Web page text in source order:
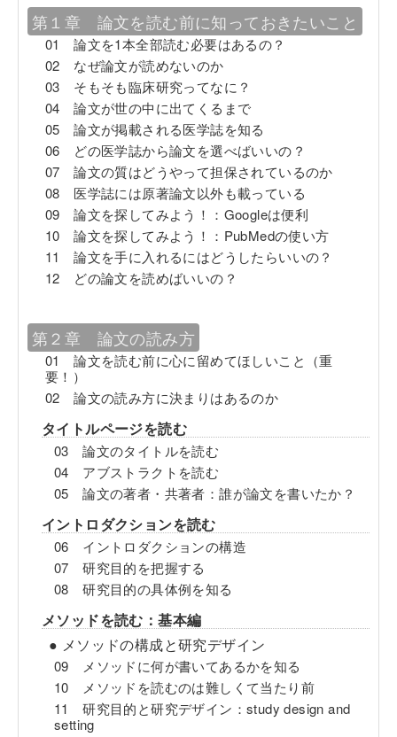
第１章 論文を読む前に知っておきたいこと
01 論文を1本全部読む必要はあるの？
02 なぜ論文が読めないのか
03 そもそも臨床研究ってなに？
04 論文が世の中に出てくるまで
05 論文が掲載される医学誌を知る
06 どの医学誌から論文を選べばいいの？
07 論文の質はどうやって担保されているのか
08 医学誌には原著論文以外も載っている
09 論文を探してみよう！：Googleは便利
10 論文を探してみよう！：PubMedの使い方
11 論文を手に入れるにはどうしたらいいの？
12 どの論文を読めばいいの？
第２章 論文の読み方
01 論文を読む前に心に留めてほしいこと（重
要！）
02 論文の読み方に決まりはあるのか
タイトルページを読む
03 論文のタイトルを読む
04 アブストラクトを読む
05 論文の著者・共著者：誰が論文を書いたか？
イントロダクションを読む
06 イントロダクションの構造
07 研究目的を把握する
08 研究目的の具体例を知る
メソッドを読む：基本編
● メソッドの構成と研究デザイン
09 メソッドに何が書いてあるかを知る
10 メソッドを読むのは難しくて当たり前
11 研究目的と研究デザイン：study design and
setting